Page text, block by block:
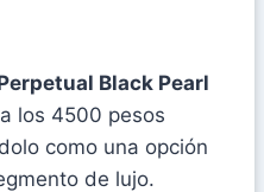
Black Pearl
los 4500 pesos
como una opción
de lujo.